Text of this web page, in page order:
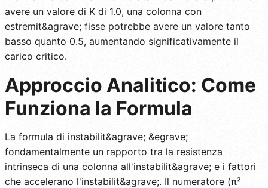
avere un valore di K di 1.0, una colonna con
estremit&agrave; fisse potrebbe avere un valore tanto
basso quanto 0.5, aumentando significativamente il
carico critico.
Approccio Analitico: Come
Funziona la Formula
La formula di instabilit&agrave; &egrave;
fondamentalmente un rapporto tra la resistenza
intrinseca di una colonna all'instabilit&agrave; e i fattori
che accelerano l'instabilit&agrave;. Il numeratore (π²